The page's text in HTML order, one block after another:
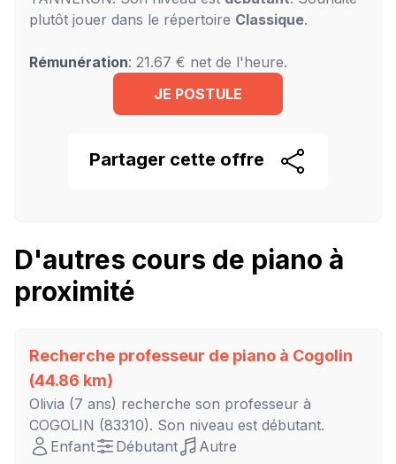
plutôt jouer dans le répertoire Classique.
Rémunération: 21.67 € net de l'heure.
JE POSTULE
Partager cette offre
D'autres cours de piano à
proximité
Recherche professeur de piano à Cogolin
(44.86 km)
Olivia (7 ans) recherche son professeur à
COGOLIN (83310). Son niveau est débutant.
Enfant
Débutant Autre